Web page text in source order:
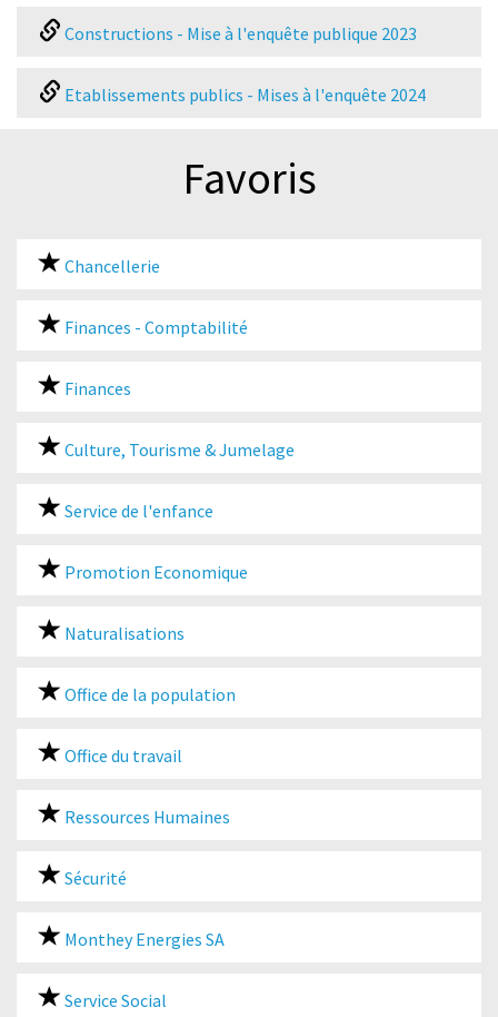
Constructions - Mise à l'enquête publique 2023
Etablissements publics - Mises à l'enquête 2024
Favoris
Chancellerie
Finances - Comptabilité
Finances
Culture, Tourisme & Jumelage
Service de l'enfance
Promotion Economique
Naturalisations
Office de la population
Office du travail
Ressources Humaines
Sécurité
Monthey Energies SA
Service Social